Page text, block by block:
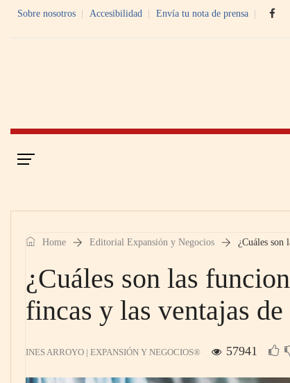
Sobre nosotros Accesibilidad Envía tu nota de prensa
Home Editorial Expansión y Negocios ¿Cuáles son
¿Cuáles son las
fincas y las ventajas
INES ARROYO | EXPANSIÓN Y NEGOCIOS® 57941